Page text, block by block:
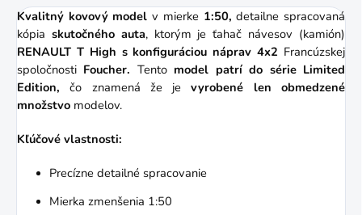
Kvalitný kovový model v mierke 1:50, detailne spracovaná
kópia skutočného auta, ktorým je ťahač návesov (kamión)
RENAULT T High s konfiguráciou náprav 4x2 Francúzskej
spoločnosti Foucher. Tento model patrí do série Limited
Edition,čo znamená že je
vyrobené len obmedzené
množstvo modelov.
Kľúčové vlastnosti:
Precízne detailné spracovanie
Mierka zmenšenia 1:50